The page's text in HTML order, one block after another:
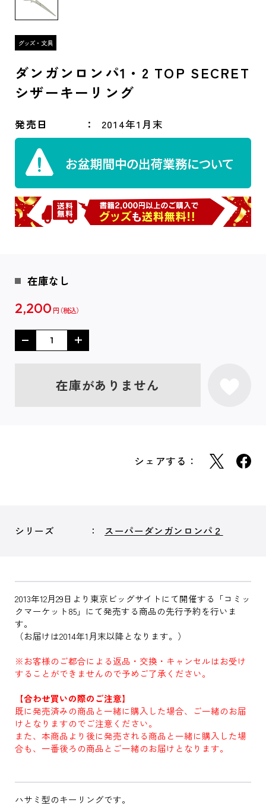
ダンガンロンパ1・2 TOP SECRET
シザーキーリング
発売日 2014年1月末
在庫なし
2,200 円
在庫がありません
シェアする：
シリーズ スーパーダンガンロンパ２
2013年12月29日より東京ビッグサイトにて開催する「コミッ
クマーケット85」にて発売する商品の先行予約を行いま
す。
（お届けは2014年1月末以降となります。）
※お客様のご都合による返品・交換・キャンセルはお受け
することができませんので予めご了承ください。
【合わせ買いの際のご注意】
既に発売済みの商品と一緒に購入した場合、ご一緒のお届
けとなりますのでご注意ください。
また、本商品より後に発売される商品と一緒に購入した場
合も、一番後ろの商品とご一緒のお届けとなります。
ハサミ型のキーリングです。